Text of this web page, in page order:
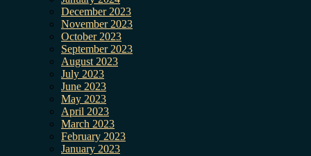
December 2023
November 2023
October 2023
September 2023
August 2023
July 2023
June 2023
May 2023
April 2023
March 2023
February 2023
January 2023